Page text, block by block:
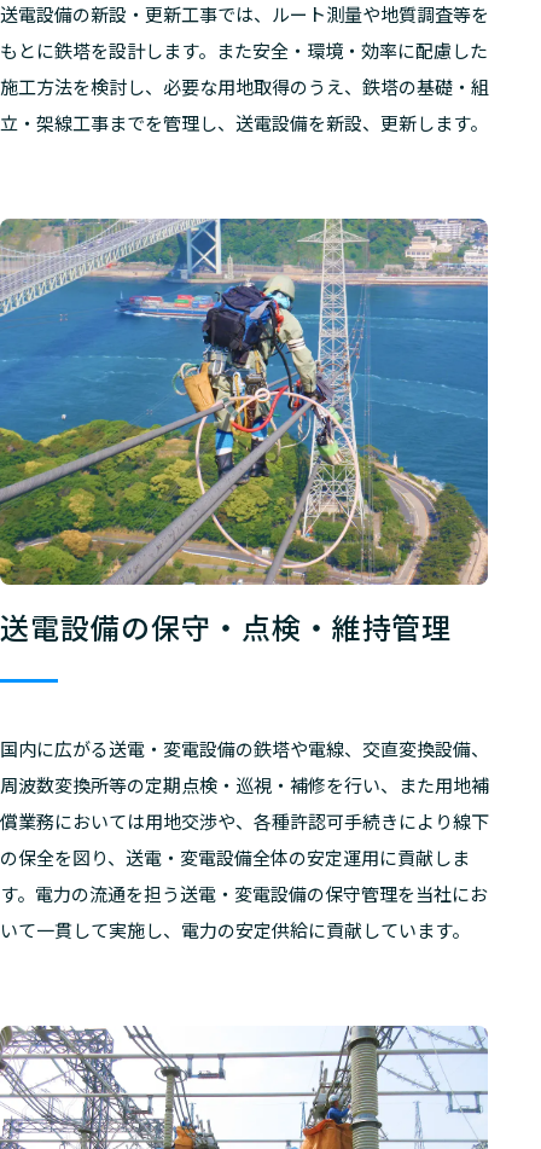
送電設備の新設・更新工事では、ルート測量や地質調査等を
もとに鉄塔を設計します。また安全・環境・効率に配慮した
施工方法を検討し、必要な用地取得のうえ、鉄塔の基礎・組
立・架線工事までを管理し、送電設備を新設、更新します。
送電設備の保守・点検・維持管理
国内に広がる送電・変電設備の鉄塔や電線、交直変換設備、
周波数変換所等の定期点検・巡視・補修を行い、また用地補
償業務においては用地交渉や、各種許認可手続きにより線下
の保全を図り、送電・変電設備全体の安定運用に貢献しま
す。電力の流通を担う送電・変電設備の保守管理を当社にお
いて一貫して実施し、電力の安定供給に貢献しています。